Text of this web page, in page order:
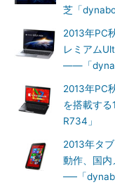
芝「
2013年PC
レミアム
――「
2013年PC
を搭載す
R734」
2013年タ
動作、国内
──「